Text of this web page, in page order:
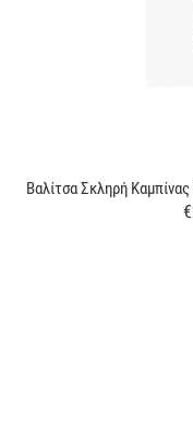
Βαλίτσα Σκληρή